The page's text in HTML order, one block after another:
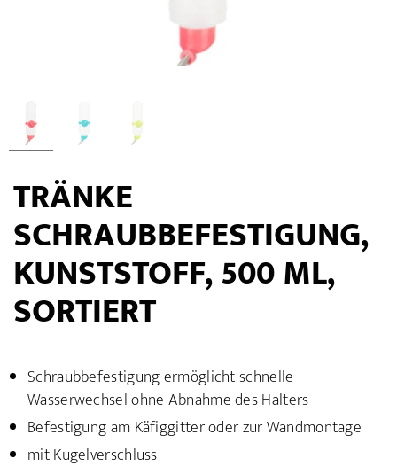
TRÄNKE
SCHRAUBBEFESTIGUNG,
KUNSTSTOFF, 500 ML,
SORTIERT
Schraubbefestigung ermöglicht schnelle
Wasserwechsel ohne Abnahme des Halters
Befestigung am Käfiggitter oder zur Wandmontage
mit Kugelverschluss